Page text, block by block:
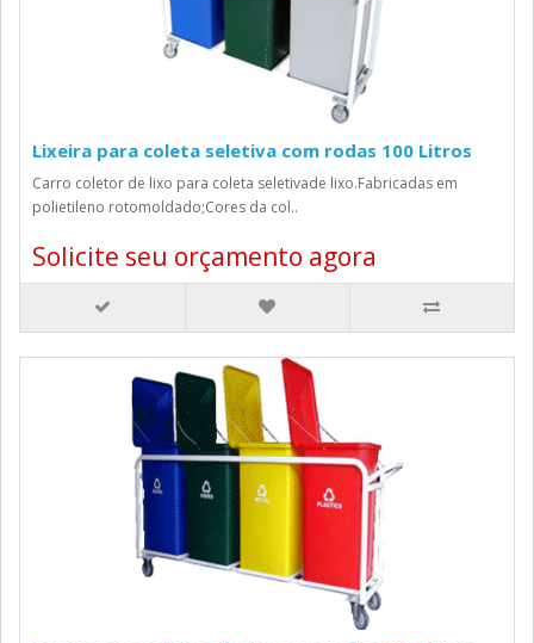
Lixeira para coleta seletiva com rodas 100 Litros
Carro coletor de lixo para coleta seletivade lixo.Fabricadas em
polietileno rotomoldado;Cores da col..
Solicite seu orçamento agora